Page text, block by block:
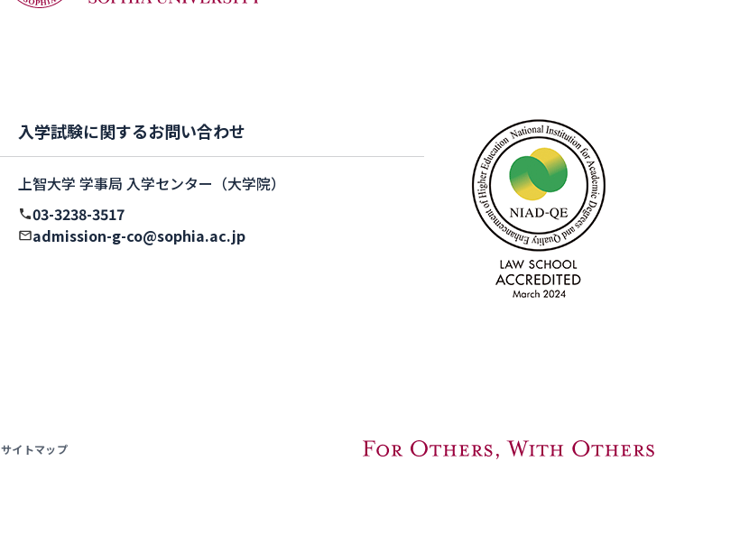
入学試験に関するお問い合わせ
上智大学 学事局 入学センター（大学院）
03-3238-3517
admission-g-co@sophia.ac.jp
サイトマップ